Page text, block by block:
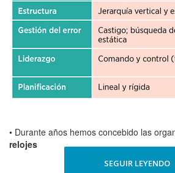
• Durante años hemos concebido las
relojes
SEGUIR LEYENDO